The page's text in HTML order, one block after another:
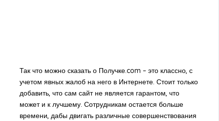
Так что можно сказать о Получке.com – это классно, с
учетом явных жалоб на него в Интернете. Стоит только
добавить, что сам сайт не является гарантом, что
может и к лучшему. Сотрудникам остается больше
времени, дабы двигать различные совершенствования